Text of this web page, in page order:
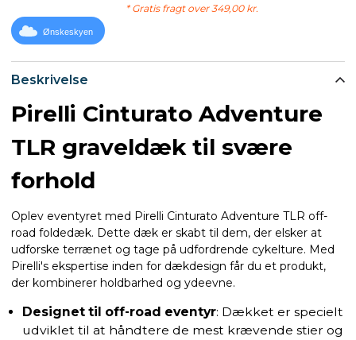
Beskrivelse
Pirelli Cinturato Adventure
TLR graveldæk til svære
forhold
Oplev eventyret med Pirelli Cinturato Adventure TLR off-
road foldedæk. Dette dæk er skabt til dem, der elsker at
udforske terrænet og tage på udfordrende cykelture. Med
Pirelli's ekspertise inden for dækdesign får du et produkt,
der kombinerer holdbarhed og ydeevne.
Designet til off-road eventyr: Dækket er specielt
udviklet til at håndtere de mest krævende stier og
* Gratis fragt over 349,00 kr.
Ønskeskyen